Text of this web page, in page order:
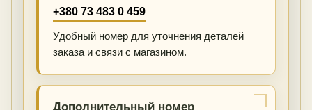
+380 73 483 0 459
Удобный номер для уточнения деталей
заказа и связи с магазином.
Дополнительный номер